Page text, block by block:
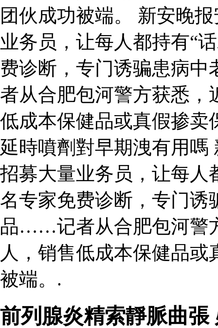
团伙成功被端。 新安晚
业务员，让每人都持有“
费诊断，专门诱骗患病
者从合肥包河警方获悉，
低成本保健品或真假掺卖
延時噴劑對早期洩有用嗎
招募大量业务员，让每人
名专家免费诊断，专门诱
品……记者从合肥包河警
人，销售低成本保健品
被端。.
前列腺炎精索靜脈曲